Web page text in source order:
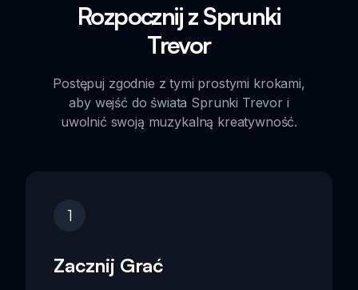
Rozpocznij z Sprunki
Trevor
Postępuj zgodnie z tymi prostymi krokami,
aby wejść do świata Sprunki Trevor i
uwolnić swoją muzykalną kreatywność.
1
Zacznij Grać